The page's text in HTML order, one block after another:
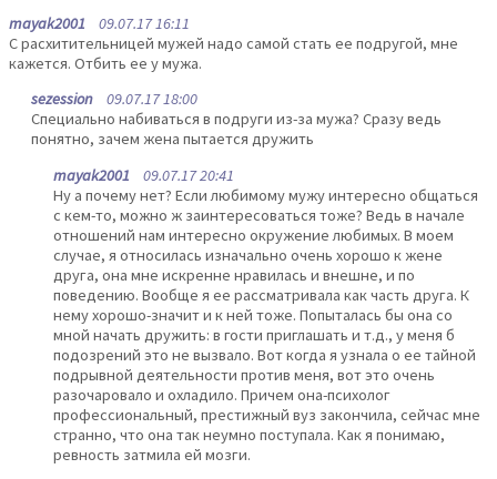
mayak2001 09.07.17 16:11
С расхитительницей мужей надо самой стать ее подругой, мне
кажется. Отбить ее у мужа.
sezession 09.07.17 18:00
Специально набиваться в подруги из-за мужа? Сразу ведь
понятно, зачем жена пытается дружить
mayak2001 09.07.17 20:41
Ну а почему нет? Если любимому мужу интересно общаться
с кем-то, можно ж заинтересоваться тоже? Ведь в начале
отношений нам интересно окружение любимых. В моем
случае, я относилась изначально очень хорошо к жене
друга, она мне искренне нравилась и внешне, и по
поведению. Вообще я ее рассматривала как часть друга. К
нему хорошо-значит и к ней тоже. Попыталась бы она со
мной начать дружить: в гости приглашать и т.д., у меня б
подозрений это не вызвало. Вот когда я узнала о ее тайной
подрывной деятельности против меня, вот это очень
разочаровало и охладило. Причем она-психолог
профессиональный, престижный вуз закончила, сейчас мне
странно, что она так неумно поступала. Как я понимаю,
ревность затмила ей мозги.